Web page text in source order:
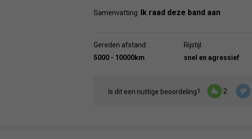
Samenvatting: Ik raad deze band aan
Gereden afstand:
5000 - 10000km
Rijstijl:
snel en agressief
Is dit een nuttige beoordeling? 2